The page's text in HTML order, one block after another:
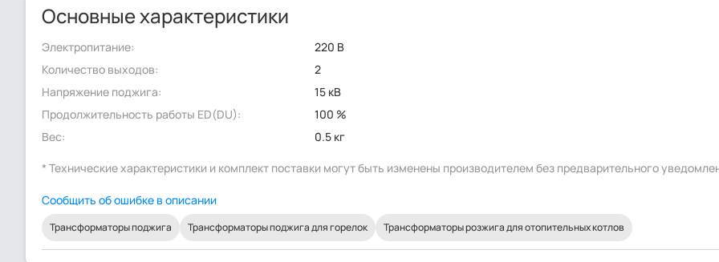
Основные характеристики
Электропитание:
220 В
Количество выходов:
2
Напряжение поджига:
15 кВ
Продолжительность работы ED(DU):
100 %
Вес:
0.5 кг
* Технические характеристики и комплект поставки могут быть изменены производителем без предварительного
Сообщить об ошибке в описании
Трансформаторы поджига Трансформаторы поджига для горелок Трансформаторы розжига для отопительных котлов